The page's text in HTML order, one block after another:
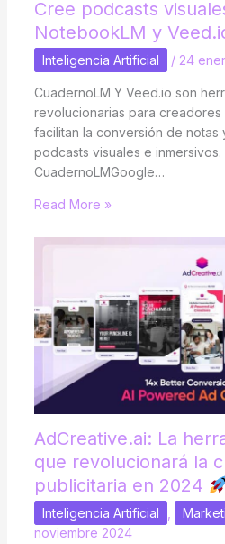
Cree podcasts
NotebookLM y
Inteligencia Artificial / 24
CuadernoLM Y Veed.io son
revolucionarias para
facilitan la conversión de notas
podcasts visuales e inmersivos.
CuadernoLMGoogle…
Read More »
AdCreative.ai: La
que revolucionará la
publicitaria en 2024
Inteligencia Artificial
noviembre 2024